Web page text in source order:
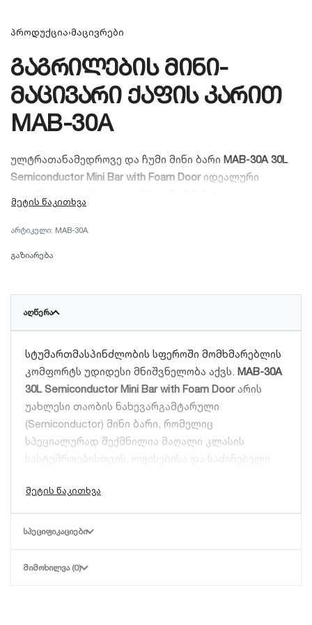
პროდუქცია›მაცივრები
გაგრილების მინი-
მაცივარი ქაფის კარით
MAB-30A
ულტრათანამედროვე და ჩუმი მინი ბარი MAB-30A 30L
Semiconductor Mini Bar with Foam Doorიდეალური
ოფისებისთვის. ქაფით იზოლირებული კარი
უზრუნველყოფს მაქსიმალურ თერმოიზოლაციასა და
MAB-30A
გაზიარება
ᲐᲦᲬᲔᲠᲐ
სტუმართმასპინძლობის სფეროში მომხმარებლის
კომფორტს უდიდესი მნიშვნელობა აქვს. MAB-30A
30L Semiconductor Mini Bar with Foam Doorარის
უახლესი თაობის ნახევარგამტარული
(Semiconductor) მინი ბარი, რომელიც
სპეციალურად შექმნილია მაღალი კლასის
სასტუმროებისთვის, ოფისებისა და საძინებელი
აბსოლუტურად უხმაურო მუშაობის სისტემაა, რაც
თქვენს სტუმრებს მშვიდი და კომფორტული
ძილის გარანტიას აძლევს.
Semiconductor Mini Bar with Foam Door
ᲡᲞᲔᲪᲘᲤᲘᲙᲐᲪᲘᲔᲑᲘ
ᲛᲘᲛᲝᲮᲘᲚᲕᲐ (0)